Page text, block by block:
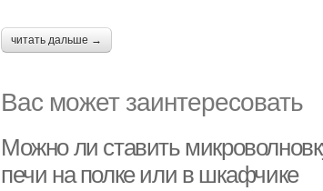
читать дальше →
Вас может заинтересовать
Можно ли ставить
печи на полке или в шкафчике